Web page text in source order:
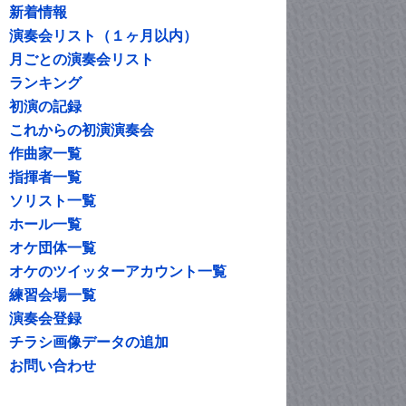
新着情報
演奏会リスト（１ヶ月以内）
月ごとの演奏会リスト
ランキング
初演の記録
これからの初演演奏会
作曲家一覧
指揮者一覧
ソリスト一覧
ホール一覧
オケ団体一覧
オケのツイッターアカウント一覧
練習会場一覧
演奏会登録
チラシ画像データの追加
お問い合わせ